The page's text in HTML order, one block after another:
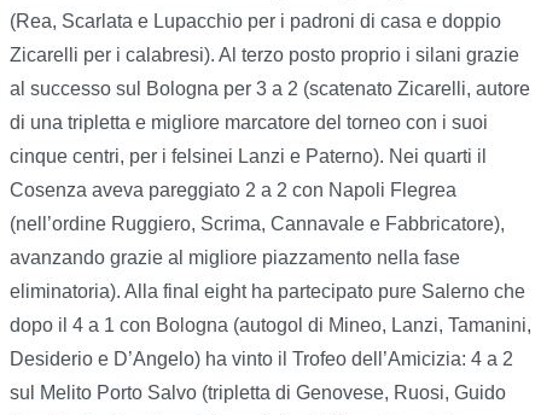
(Rea, Scarlata e Lupacchio per i padroni di casa e doppio
Zicarelli per i calabresi). Al terzo posto proprio i silani grazie
al successo sul Bologna per 3 a 2 (scatenato Zicarelli, autore
di una tripletta e migliore marcatore del torneo con i suoi
cinque centri, per i felsinei Lanzi e Paterno). Nei quarti il
Cosenza aveva pareggiato 2 a 2 con Napoli Flegrea
(nell’ordine Ruggiero, Scrima, Cannavale e Fabbricatore),
avanzando grazie al migliore piazzamento nella fase
eliminatoria). Alla final eight ha partecipato pure Salerno che
dopo il 4 a 1 con Bologna (autogol di Mineo, Lanzi, Tamanini,
Desiderio e D’Angelo) ha vinto il Trofeo dell’Amicizia: 4 a 2
sul Melito Porto Salvo (tripletta di Genovese, Ruosi, Guido